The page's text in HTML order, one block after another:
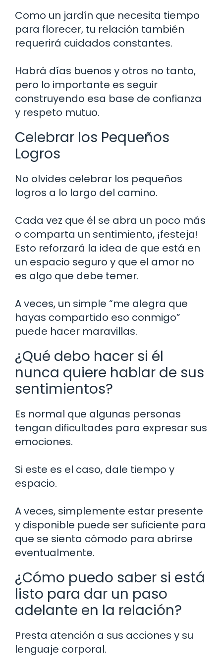
Como un jardín que necesita tiempo
para florecer, tu relación también
requerirá cuidados constantes.
Habrá días buenos y otros no tanto,
pero lo importante es seguir
construyendo esa base de confianza
y respeto mutuo.
Celebrar los Pequeños
Logros
No olvides celebrar los pequeños
logros a lo largo del camino.
Cada vez que él se abra un poco más
o comparta un sentimiento, ¡festeja!
Esto reforzará la idea de que está en
un espacio seguro y que el amor no
es algo que debe temer.
A veces, un simple “me alegra que
hayas compartido eso conmigo”
puede hacer maravillas.
¿Qué debo hacer si él
nunca quiere hablar de sus
sentimientos?
Es normal que algunas personas
tengan dificultades para expresar sus
emociones.
Si este es el caso, dale tiempo y
espacio.
A veces, simplemente estar presente
y disponible puede ser suficiente para
que se sienta cómodo para abrirse
eventualmente.
¿Cómo puedo saber si está
listo para dar un paso
adelante en la relación?
Presta atención a sus acciones y su
lenguaje corporal.